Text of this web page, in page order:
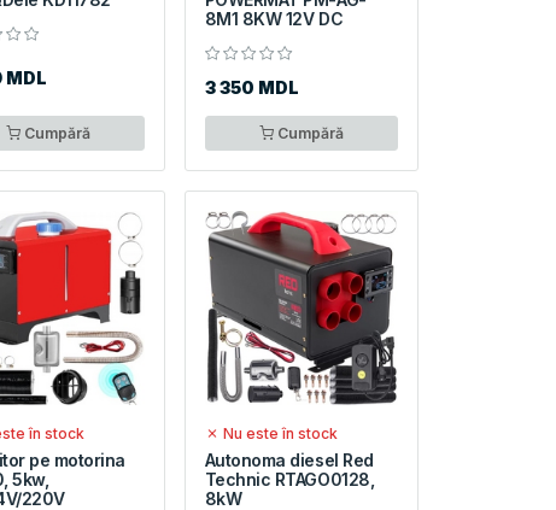
MDL
Cumpără
8M1 8KW 12V DC
3 350 MDL
Cumpără
în stock
pe motorina
5kw,
220V
Nu este în stock
Autonoma diesel Red
Technic RTAGO0128,
8kW